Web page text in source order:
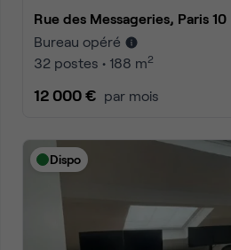
Rue des Messageries, Paris 10
Bureau opéré
32 postes • 188 m2
12 000 € par mois
Dispo